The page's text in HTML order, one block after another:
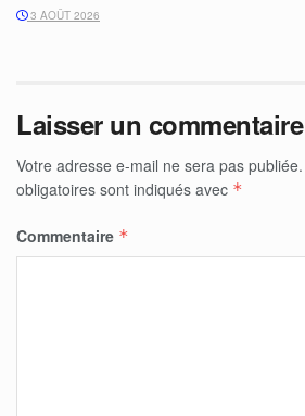
3 AOÛT 2026
Laisser un commentaire
Votre adresse e-mail ne sera pas publiée.
obligatoires sont indiqués avec *
Commentaire *